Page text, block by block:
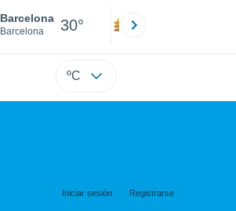
Barcelona
Barcelona 30°
ºC
Iniciar sesión Registrarse